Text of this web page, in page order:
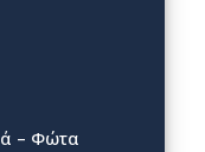
– Φώτα